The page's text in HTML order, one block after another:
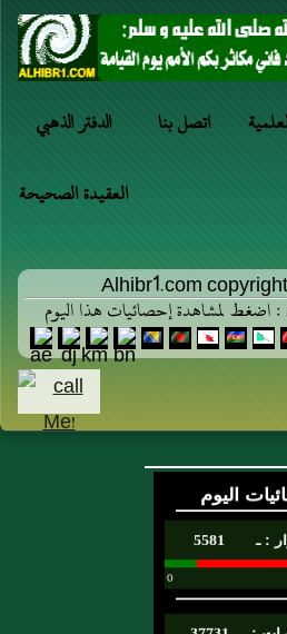
الدفتر الذهبي اتصل بنا
العقيدة الصحيحة
Alhibr1.com
: اضغط لمشاهدة إحصائيات هذا اليوم